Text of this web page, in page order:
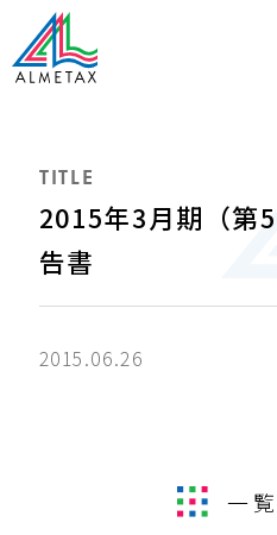
TITLE
2015年3月期（第
告書
2015.06.26
一